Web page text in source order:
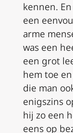
kennen.
een
arme
was een
een grot
hem toe
die man
enigszins
hij zo een
eens op